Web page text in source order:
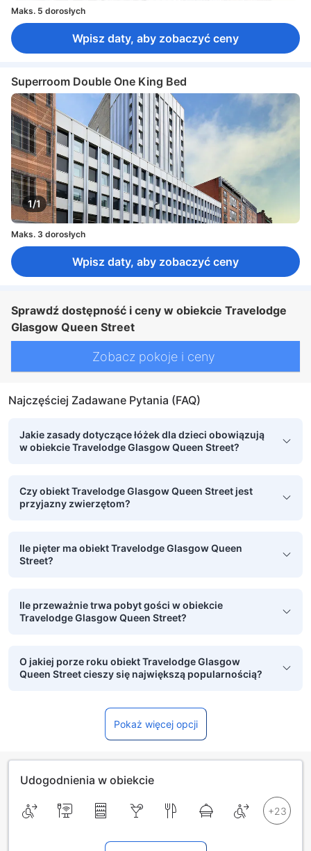
Maks. 5 dorosłych
Wpisz daty, aby zobaczyć ceny
Superroom Double One King Bed
1/1
Maks. 3 dorosłych
Wpisz daty, aby zobaczyć ceny
Sprawdź dostępność i ceny w obiekcie Travelodge
Glasgow Queen Street
Zobacz pokoje i ceny
Najczęściej Zadawane Pytania (FAQ)
Jakie zasady dotyczące łóżek dla dzieci obowiązują
w obiekcie Travelodge Glasgow Queen Street?
Czy obiekt Travelodge Glasgow Queen Street jest
przyjazny zwierzętom?
Ile pięter ma obiekt Travelodge Glasgow Queen
Street?
Ile przeważnie trwa pobyt gości w obiekcie
Travelodge Glasgow Queen Street?
O jakiej porze roku obiekt Travelodge Glasgow
Queen Street cieszy się największą popularnością?
Pokaż więcej opcji
Udogodnienia w obiekcie